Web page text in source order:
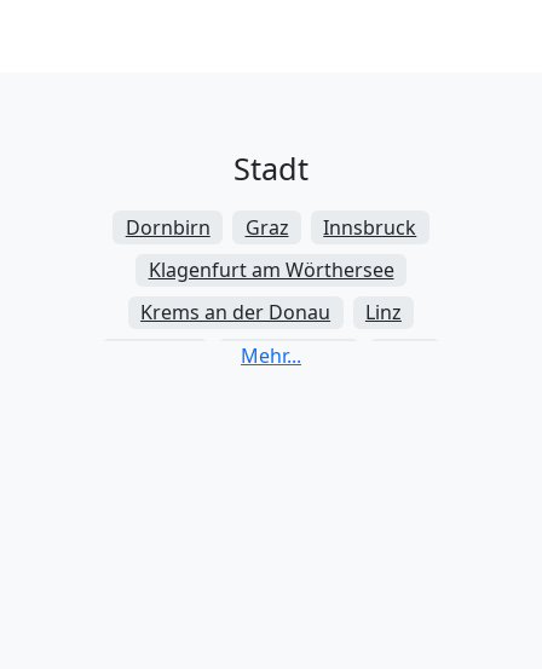
Stadt
Dornbirn Graz
Innsbruck
Klagenfurt am Wörthersee
Krems an der Donau
Linz
Sankt Pölten